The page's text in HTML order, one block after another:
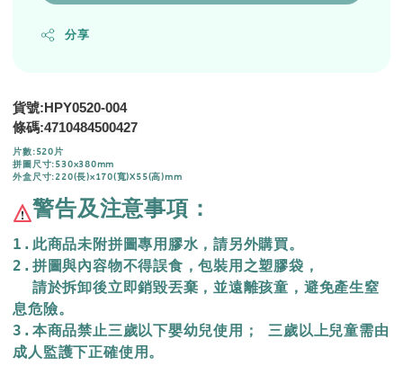
分享
貨號:HPY0520-004
條碼:4710484500427
片數:520片
拼圖尺寸:530x380mm
外盒尺寸:220(長)x170(寬)X55(高)mm
警告及注意事項：
1.此商品未附拼圖專用膠水，請另外購買。
2.拼圖與內容物不得誤食，包裝用之塑膠袋，
  請於拆卸後立即銷毀丟棄，
並遠離孩童，避免產生窒
息危險。
3.本商品禁止三歲以下嬰幼兒使用； 三歲以上兒童需由
成人監護下正確使用。